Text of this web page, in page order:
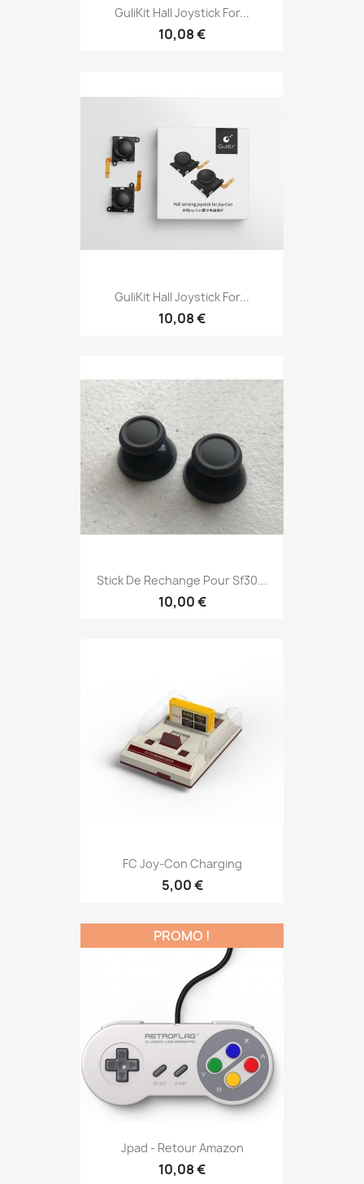
GuliKit Hall Joystick For...
10,08 €
GuliKit Hall Joystick For...
10,08 €
Stick De Rechange Pour Sf30...
10,00 €
FC Joy-Con Charging
5,00 €
Jpad - Retour Amazon
10,08 €
PROMO !